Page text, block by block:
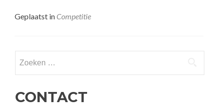
overNieuwe
indeling
Geplaatst in Competitie
naar:
CONTACT